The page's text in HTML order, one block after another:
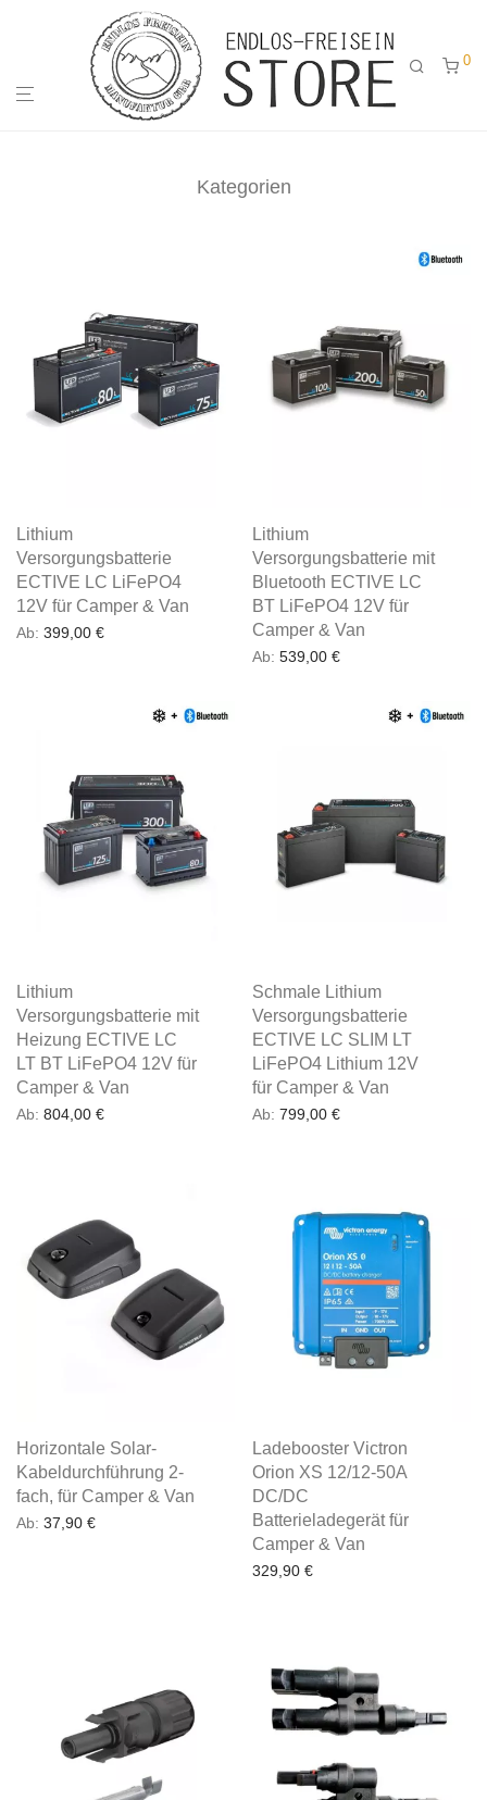
0
Kategorien
Lithium
Versorgungsbatterie
ECTIVE LC LiFePO4
12V für Camper & Van
Ab: 399,00 €
Lithium
Versorgungsbatterie mit
Bluetooth ECTIVE LC
BT LiFePO4 12V für
Camper & Van
Ab: 539,00 €
Lithium
Versorgungsbatterie mit
Heizung ECTIVE LC
LT BT LiFePO4 12V für
Camper & Van
Ab: 804,00 €
Schmale Lithium
Versorgungsbatterie
ECTIVE LC SLIM LT
LiFePO4 Lithium 12V
für Camper & Van
Ab: 799,00 €
Horizontale Solar-
Kabeldurchführung 2-
fach, für Camper & Van
Ab: 37,90 €
Ladebooster Victron
Orion XS 12/12-50A
DC/DC
Batterieladegerät für
Camper & Van
329,90 €